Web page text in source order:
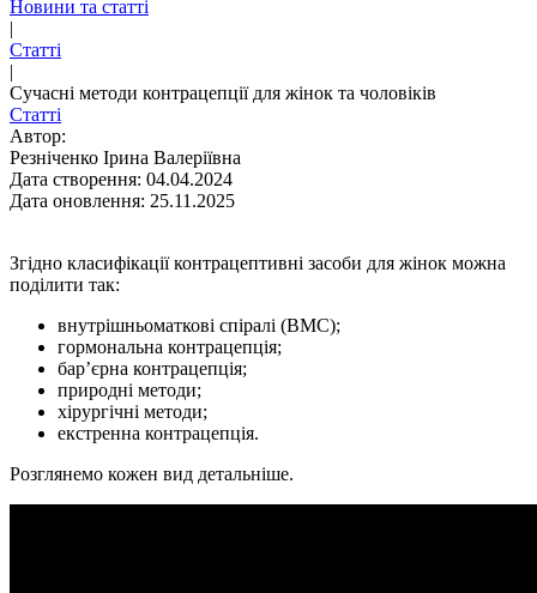
Новини та статті
|
Статті
|
Сучаснi методи контрацепції для жінок та чоловіків
Статті
Автор:
Резніченко Ірина Валеріївна
Дата створення: 04.04.2024
Дата оновлення: 25.11.2025
Згідно класифікації контрацептивні засоби для жінок можна
поділити так:
внутрішньоматкові спіралі (ВМС);
гормональна контрацепція;
бар’єрна контрацепція;
природні методи;
хірургічні методи;
екстренна контрацепція.
Розглянемо кожен вид детальніше.